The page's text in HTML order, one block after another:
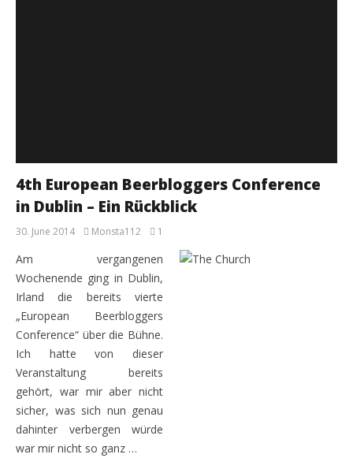
4th European Beerbloggers Conference
in Dublin – Ein Rückblick
30. June 2014 Monsta112 1
Am vergangenen
Wochenende ging in Dublin,
Irland die bereits vierte
„European Beerbloggers
Conference“ über die Bühne.
Ich hatte von dieser
Veranstaltung bereits
gehört, war mir aber nicht
sicher, was sich nun genau
dahinter verbergen würde
war mir nicht so ganz …